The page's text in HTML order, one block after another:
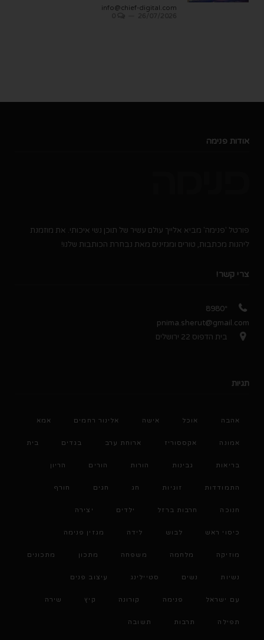
info@chief-digital.com
אודות פנימה
פורטל 'פנימה' מביא אלייך עולם עשיר של תוכן נשי איכותי. את מוזמנת
ליהנות מכתבות, טורים ומגזינים מאת נבחרת הכותבות שלנו!
צרי קשר!
*8980
pnima.sherut@gmail.com
בית הדפוס 22 ירושלים
תגיות
אהבה אוכל אישה אלינור רחמים אמא
אמונה אקססוריז ארוחת ערב בגדים בית
בריאות גבינות הורות הורים הריון
התמודדות זוגיות חג חגים חורף
חנוכה חרבות ברזל ילדים יצירה
כיסוי ראש לבוש לידה מגזין פנימה
מוזיקה מלחמה משפחה מתכון מתכונים
נשיות נשים סטיילינג עיצוב פנים
עם ישראל פנימה קורונה קיץ שירה
תפילה תרבות תשובה